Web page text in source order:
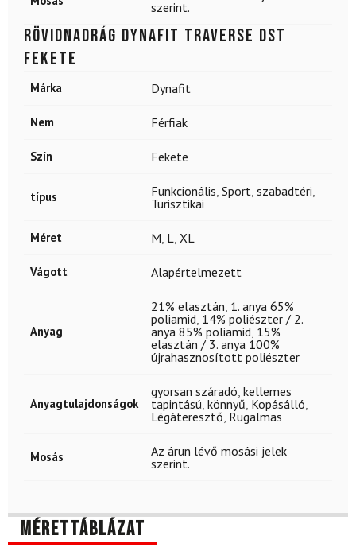
szerint.
Rövidnadrág DYNAFIT Traverse DST
Fekete
Márka Dynafit
Nem Férfiak
Szín Fekete
típus Funkcionális Sport szabadtéri
Turisztikai
Méret M L XL
Vágott Alapértelmezett
Anyag
21% elasztán 1. anya 65%
poliamid 14% poliészter / 2.
anya 85% poliamid 15%
elasztán / 3. anya 100%
újrahasznosított poliészter
Anyagtulajdonságok
gyorsan száradó kellemes
tapintású könnyű Kopásálló
Légáteresztő Rugalmas
Mosás
Az árun lévő mosási jelek
szerint.
Mérettáblázat